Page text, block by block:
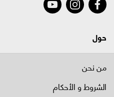
حول
من نحن
الشروط و الأحكام